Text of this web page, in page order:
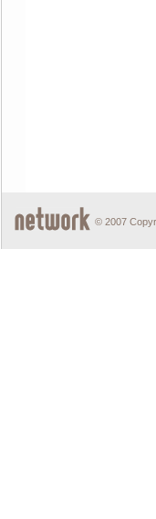
© 2007